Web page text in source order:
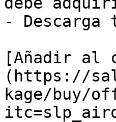
- Descarga
[Añadir al
(https://
kage/buy/